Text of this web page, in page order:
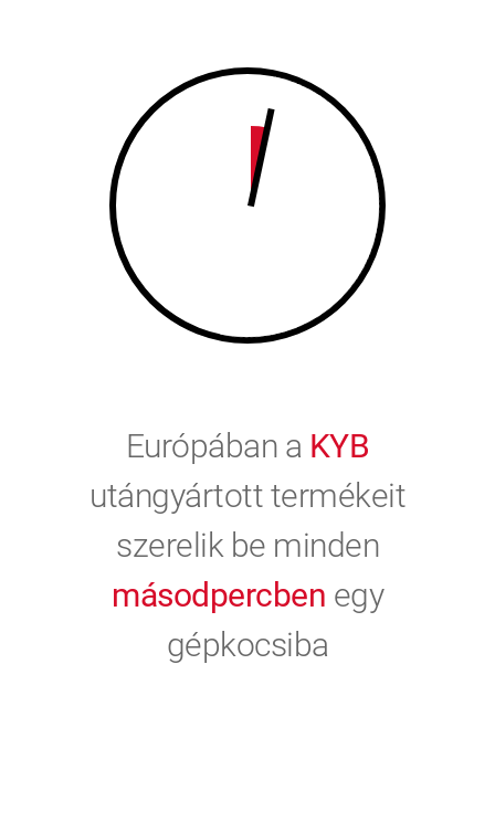
0
0
Európában a KYB
utángyártott termékeit
szerelik be minden
másodpercben egy
gépkocsiba